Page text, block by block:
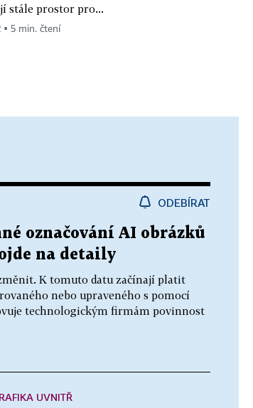
stále prostor pro...
▪ 5 min. čtení
ODEBÍRAT
označování AI obrázků
na detaily
K tomuto datu začínají platit
nebo upraveného s pomocí
technologickým firmám povinnost
UVNITŘ